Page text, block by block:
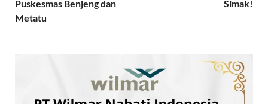
Puskesmas Benjeng dan
Metatu
Simak!